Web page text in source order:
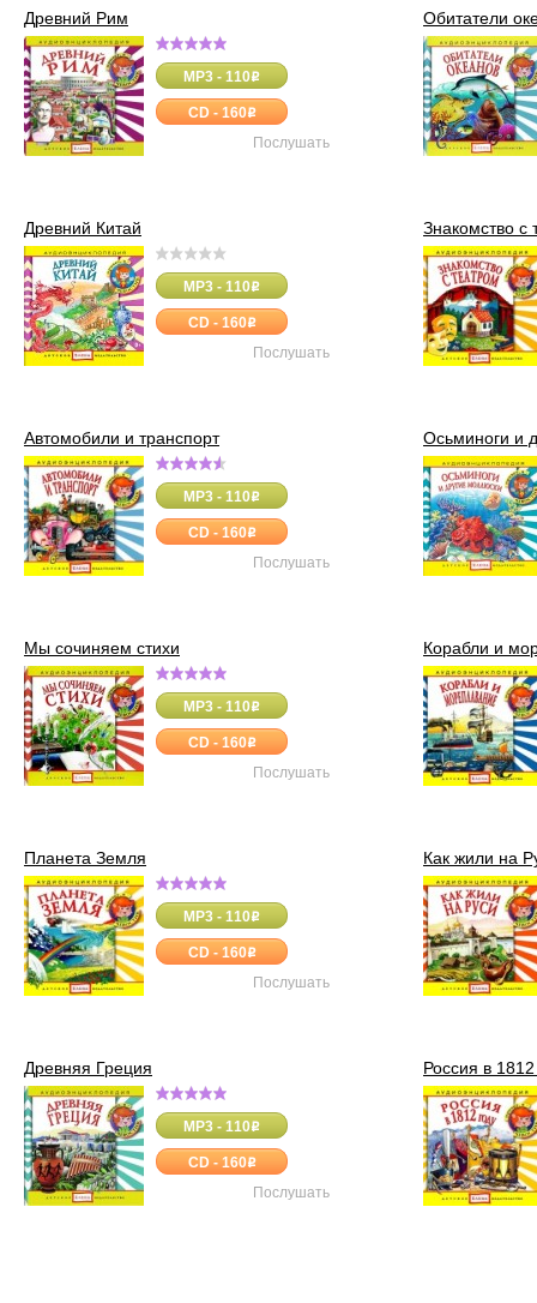
Древний Рим
MP3 - 110o
CD - 160o
Послушать
Обитатели
Древний Китай
MP3 - 110o
CD - 160o
Послушать
Знакомство с
Автомобили и транспорт
MP3 - 110o
CD - 160o
Послушать
Осьминоги и
Мы сочиняем стихи
MP3 - 110o
CD - 160o
Послушать
Корабли и
Планета Земля
MP3 - 110o
CD - 160o
Послушать
Как жили на
Древняя Греция
MP3 - 110o
CD - 160o
Послушать
Россия в 1812